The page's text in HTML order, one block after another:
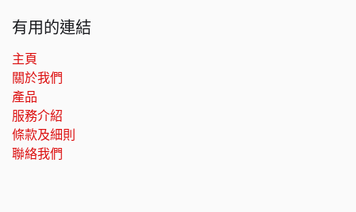
有用的連結
主頁
關於我們
產品
服務介紹
條款及細則
聯絡我們